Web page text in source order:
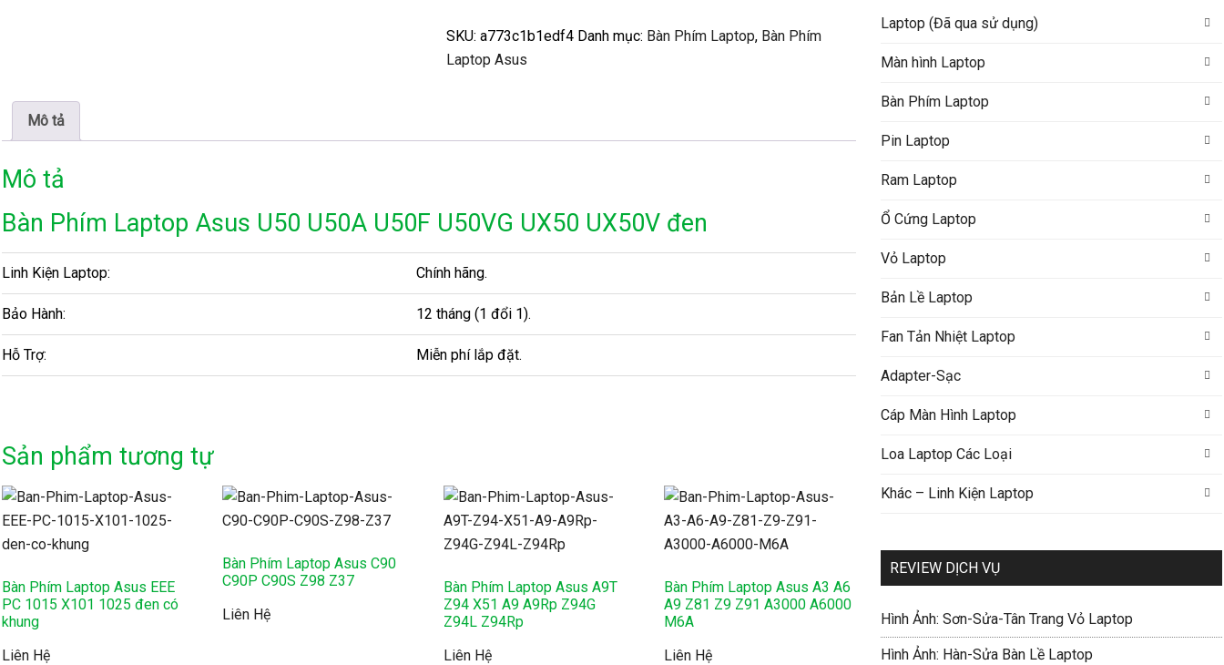
SKU: a773c1b1edf4 Danh mục: Bàn Phím Laptop, Bàn Phím
Laptop Asus
Mô tả
Mô tả
Bàn Phím Laptop Asus U50 U50A U50F U50VG UX50 UX50V đen
Linh Kiện Laptop: Chính hãng.
Bảo Hành: 12 tháng (1 đổi 1).
Hỗ Trợ: Miễn phí lắp đặt.
Sản phẩm tương tự
Bàn Phím Laptop Asus EEE
PC 1015 X101 1025 đen có
khung
Liên Hệ
Bàn Phím Laptop Asus C90
C90P C90S Z98 Z37
Liên Hệ
Bàn Phím Laptop Asus A9T
Z94 X51 A9 A9Rp Z94G
Z94L Z94Rp
Liên Hệ
Bàn Phím Laptop Asus A3 A6
A9 Z81 Z9 Z91 A3000 A6000
M6A
Liên Hệ
Laptop (Đã qua sử dụng)
Màn hình Laptop
Bàn Phím Laptop
Pin Laptop
Ram Laptop
Ổ Cứng Laptop
Vỏ Laptop
Bản Lề Laptop
Fan Tản Nhiệt Laptop
Adapter-Sạc
Cáp Màn Hình Laptop
Loa Laptop Các Loại
Khác – Linh Kiện Laptop
REVIEW DỊCH VỤ
Hình Ảnh: Sơn-Sửa-Tân Trang Vỏ Laptop
Hình Ảnh: Hàn-Sửa Bàn Lề Laptop